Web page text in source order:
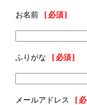
お名前 [必須]
ふりがな [必須]
メールアドレス [